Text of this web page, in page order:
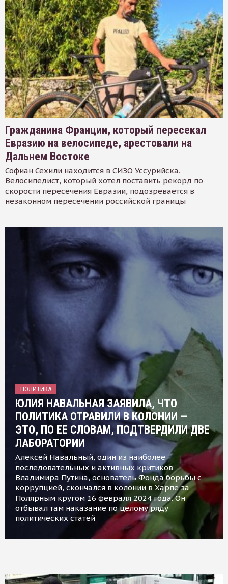
Гражданина Франции, который пересекал
Евразию на велосипеде, арестовали на
Дальнем Востоке
Софиан Сехили находится в СИЗО Уссурийска.
Велосипедист, который хотел поставить рекорд по
скорости пересечения Евразии, подозревается в
незаконном пересечении российской границы
ПОЛИТИКА
ЮЛИЯ НАВАЛЬНАЯ ЗАЯВИЛА, ЧТО
ПОЛИТИКА ОТРАВИЛИ В КОЛОНИИ —
ЭТО, ПО ЕЕ СЛОВАМ, ПОДТВЕРДИЛИ ДВЕ
ЛАБОРАТОРИИ
Алексей Навальный, один из наиболее
последовательных и активных критиков
Владимира Путина, основатель Фонда борьбы с
коррупцией, скончался в колонии в Харпе за
Полярным кругом 16 февраля 2024 года. Он
отбывал там наказание по целому ряду
политических статей